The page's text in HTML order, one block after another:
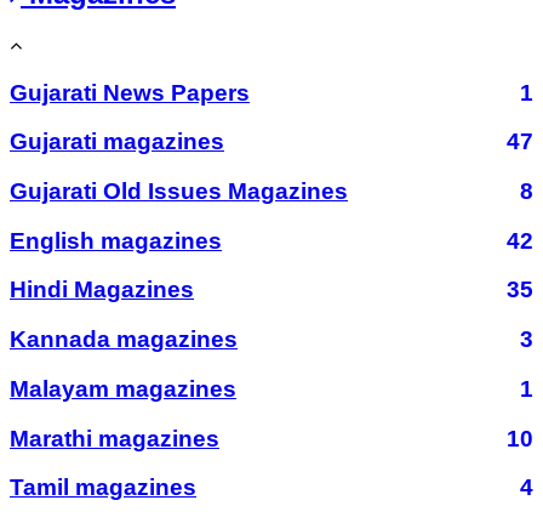
Gujarati News Papers
1
Gujarati magazines
47
Gujarati Old Issues Magazines
8
English magazines
42
Hindi Magazines
35
Kannada magazines
3
Malayam magazines
1
Marathi magazines
10
Tamil magazines
4